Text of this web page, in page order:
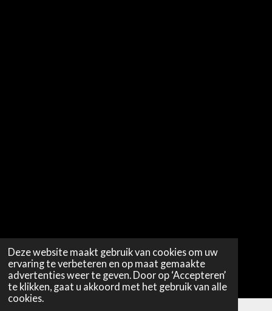
Deze website maakt gebruik van cookies om uw
ervaring te verbeteren en op maat gemaakte
advertenties weer te geven. Door op ‘Accepteren’
te klikken, gaat u akkoord met het gebruik van alle
cookies.